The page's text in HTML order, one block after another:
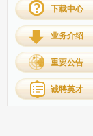
下载中心
业务介绍
重要公告
诚聘英才